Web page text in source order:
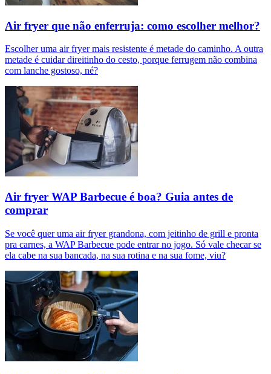
Air fryer que não enferruja: como escolher melhor?
Escolher uma air fryer mais resistente é metade do caminho. A outra
metade é cuidar direitinho do cesto, porque ferrugem não combina
com lanche gostoso, né?
Air fryer WAP Barbecue é boa? Guia antes de
comprar
Se você quer uma air fryer grandona, com jeitinho de grill e pronta
pra carnes, a WAP Barbecue pode entrar no jogo. Só vale checar se
ela cabe na sua bancada, na sua rotina e na sua fome, viu?